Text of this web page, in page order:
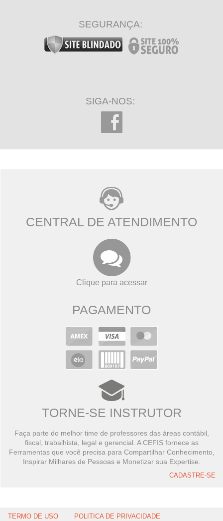
SEGURANÇA:
SIGA-NOS:
CENTRAL DE ATENDIMENTO
Clique para acessar
PAGAMENTO
TORNE-SE INSTRUTOR
Faça parte do melhor time de professores das áreas contábil,
fiscal, trabalhista, legal e gerencial. A CEFIS fornece as
Ferramentas que você precisa para Compartilhar Conhecimento,
Inspirar Milhares de Pessoas e Monetizar sua Expertise.
CADASTRE-SE
TERMO DE USO POLITICA DE PRIVACIDADE